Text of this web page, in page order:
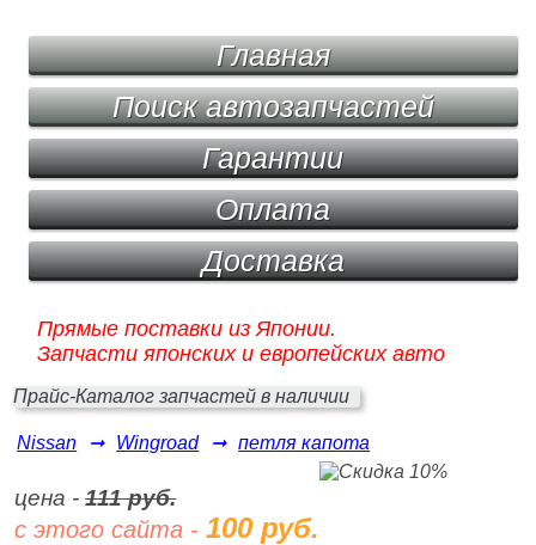
Главная
Поиск автозапчастей
Гарантии
Оплата
Доставка
Прямые поставки из Японии.
Запчасти японских и европейских авто
Прайс-Каталог запчастей в наличии
Nissan ➞ Wingroad ➞ петля капота
цена -111 руб.
с этого сайта -100 руб.